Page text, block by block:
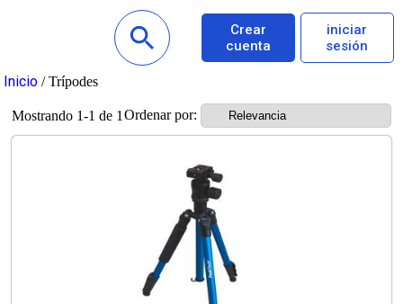
Crear
cuenta
iniciar
sesión
Inicio / Trípodes
Mostrando 1-1 de 1 Ordenar por: